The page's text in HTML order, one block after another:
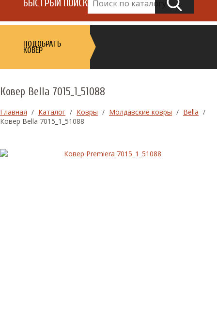
БЫСТРЫЙ ПОИСК
ПОДОБРАТЬ
КОВЕР
Ковер Bella 7015_1_51088
Главная / Каталог / Ковры / Молдавские ковры / Bella /
Ковер Bella 7015_1_51088